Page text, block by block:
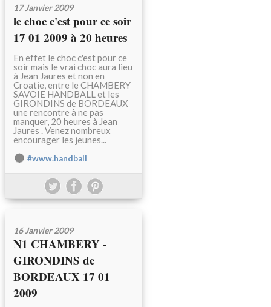
17 Janvier 2009
le choc c'est pour ce soir
17 01 2009 à 20 heures
En effet le choc c'est pour ce
soir mais le vrai choc aura lieu
à Jean Jaures et non en
Croatie, entre le CHAMBERY
SAVOIE HANDBALL et les
GIRONDINS de BORDEAUX
une rencontre à ne pas
manquer, 20 heures à Jean
Jaures . Venez nombreux
encourager les jeunes...
#www.handball
16 Janvier 2009
N1 CHAMBERY -
GIRONDINS de
BORDEAUX 17 01
2009